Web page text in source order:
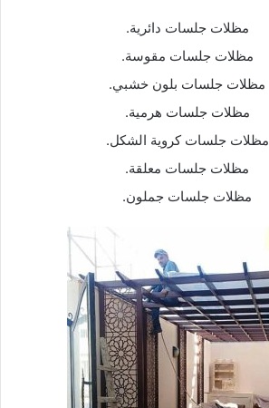
مظلات جلسات دائرية.
مظلات جلسات مقوسة.
مظلات جلسات بلون خشبي.
مظلات جلسات هرمية.
مظلات جلسات كروية الشكل.
مظلات جلسات معلقة.
مظلات جلسات جملون.